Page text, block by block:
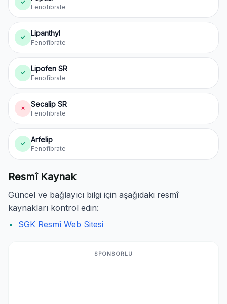
✓
Fenofibrate
✓ Lipanthyl
Fenofibrate
✓ Lipofen SR
Fenofibrate
✗ Secalip SR
Fenofibrate
✓ Arfelip
Fenofibrate
Resmî Kaynak
Güncel ve bağlayıcı bilgi için aşağıdaki resmî
kaynakları kontrol edin:
SGK Resmî Web Sitesi
SPONSORLU